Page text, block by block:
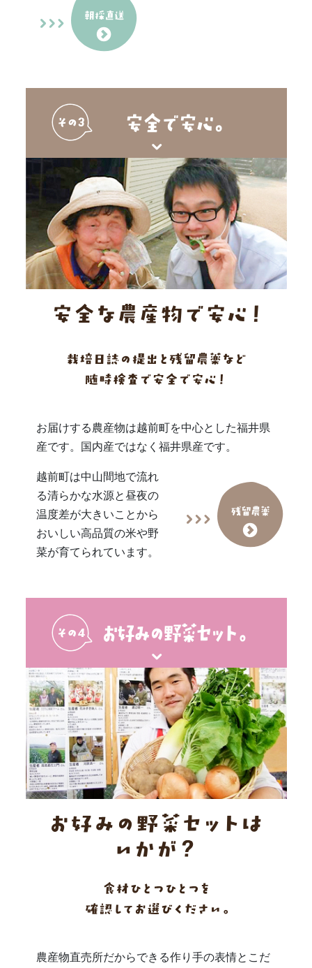
お届けする農産物は越前町を中心とした福井県
産です。国内産ではなく福井県産です。
越前町は中山間地で流れ
る清らかな水源と昼夜の
温度差が大きいことから
おいしい高品質の米や野
菜が育てられています。
農産物直売所だからできる作り手の表情とこだ